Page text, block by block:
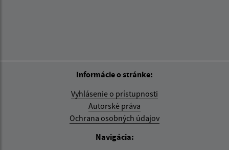
Informácie o stránke:
Vyhlásenie o prístupnosti
Autorské práva
Ochrana osobných údajov
Navigácia: